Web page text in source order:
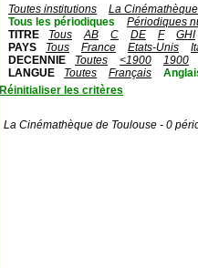
Toutes institutions
La
Tous les périodiques
Périodiques
TITRE
Tous AB C DE F
GHI
PAYS
Tous France Etats-Unis
DECENNIE
Toutes <1900
1900
LANGUE
Toutes Français
Réinitialiser les critères
La Cinémathèque de Toulouse - 0